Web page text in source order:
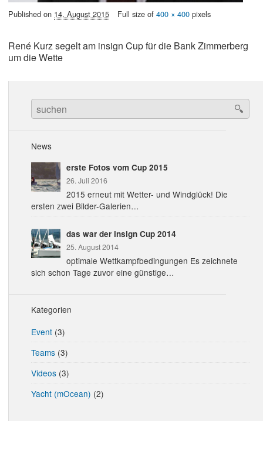
Published on 14. August 2015 Full size of 400 × 400 pixels
René Kurz segelt am insign Cup für die Bank Zimmerberg
um die Wette
Search
for:
News
erste Fotos vom Cup 2015
26. Juli 2016
2015 erneut mit Wetter- und Windglück! Die
ersten zwei Bilder-Galerien…
das war der insign Cup 2014
25. August 2014
optimale Wettkampfbedingungen Es zeichnete
sich schon Tage zuvor eine günstige…
Kategorien
Event(3)
Teams(3)
Videos(3)
Yacht (mOcean) (2)